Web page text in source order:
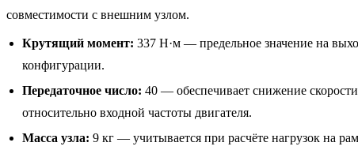
совместимости с внешним узлом.
Крутящий момент: 337 Н·м — предельное значение на
конфигурации.
Передаточное число: 40 — обеспечивает снижение
относительно входной частоты двигателя.
Масса узла: 9 кг — учитывается при расчёте нагрузок на